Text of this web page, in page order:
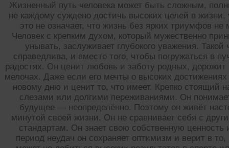
Жизненный путь человека может быть сложным,
не каждому суждено достичь высоких целей в
это не означает, что жизнь без ярких триумфов
Человек с крепким духом, который мужественно
унывать, заслуживает глубокого уважения. Такой
справедлива, и вместо того, чтобы погружаться в
радостях. Он ценит любовь и заботу родных,
мелочах. Даже если его мечты о высоких
новому дню и ценит то, что имеет. Крепко стоящий
слезами или долгими переживаниями. Он
будущее — неопределённо. Поэтому он живёт
минутой своей жизни. Он не сравнивает себя с
стандартам. Он знает свою собственную
период неудач он сохраняет оптимизм и верит в